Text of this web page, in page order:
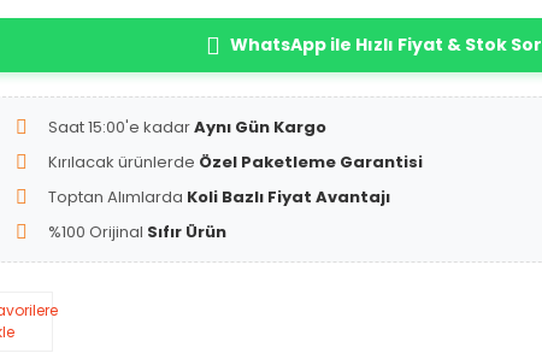
WhatsApp ile Hızlı Fiyat & Stok Sor
Saat 15:00'e kadarAynı Gün Kargo
Kırılacak ürünlerde Özel Paketleme Garantisi
Toptan Alımlarda Koli Bazlı Fiyat Avantajı
%100 Orijinal Sıfır Ürün